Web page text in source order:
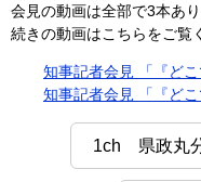
会見の動画は全部で3本あり
続きの動画はこちらをご覧
知事記者会見 「『ど
知事記者会見 「『ど
1ch 県政丸